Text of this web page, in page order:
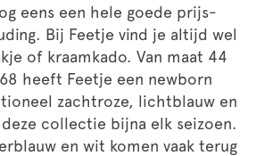
eens een hele goede prijs-
Bij Feetje vind je altijd wel
of kraamkado. Van maat 44
heeft Feetje een newborn
zachtroze, lichtblauw en
collectie bijna elk seizoen.
en wit komen vaak terug